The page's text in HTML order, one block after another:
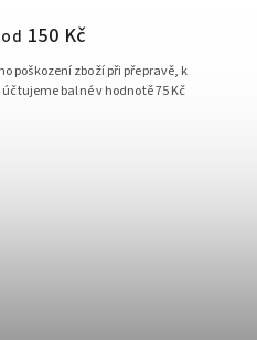
od 150 Kč
poškození zboží při přepravě, k
balné v hodnotě 75 Kč